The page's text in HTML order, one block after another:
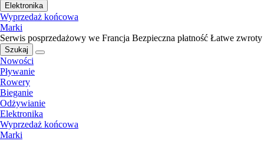
Elektronika
Wyprzedaż końcowa
Marki
Serwis posprzedażowy we Francja Bezpieczna płatność Łatwe zwroty
Szukaj
Nowości
Pływanie
Rowery
Bieganie
Odżywianie
Elektronika
Wyprzedaż końcowa
Marki